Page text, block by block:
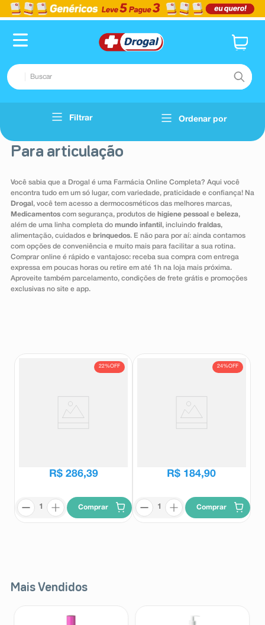
Buscar
TERMOS MAIS BUSCADOS
2º dipirona
4º tadalafila
5º minoxidil
6º desodorante
7º esmalte
8º teste gravidez
Filtrar Ordenar por
Para articulação
Você sabia que a Drogal é uma Farmácia Online Completa? Aqui você
encontra tudo em um só lugar, com variedade, praticidade e confiança! Na
Drogal , você tem acesso a dermocosméticos das melhores marcas,
Medicamentoscom segurança, produtos de higiene pessoal e beleza,
além de uma linha completa do mundo infantil , incluindo fraldas,
alimentação, cuidados e brinquedos. E não para por aí: ainda contamos
com opções de conveniência e muito mais para facilitar a sua rotina.
Comprar online é rápido e vantajoso: receba sua compra com entrega
expressa em poucas horas ou retire em até 1h na loja mais próxima.
Aproveite também parcelamento, condições de frete grátis e promoções
exclusivas no site e app.
22%OFF
R$ 286,39
Comprar
24%OFF
R$ 184,90
Comprar
Mais Vendidos